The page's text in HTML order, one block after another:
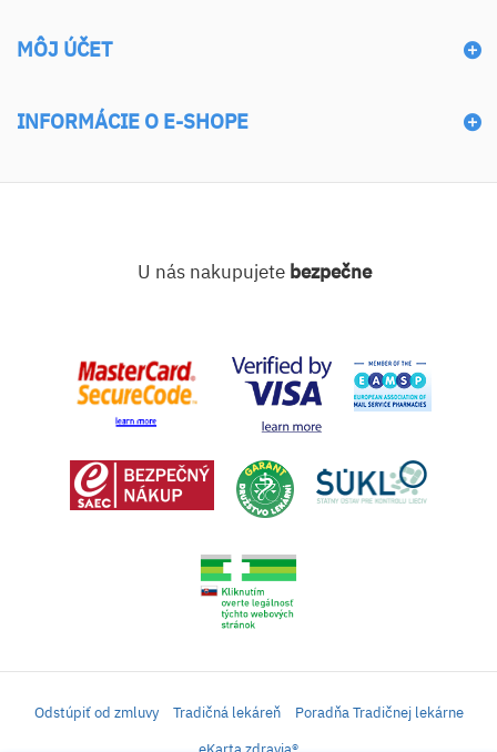
MÔJ ÚČET
INFORMÁCIE O E-SHOPE
U nás nakupujete bezpečne
Odstúpiť od zmluvy Tradičná lekáreň
Poradňa Tradičnej lekárne